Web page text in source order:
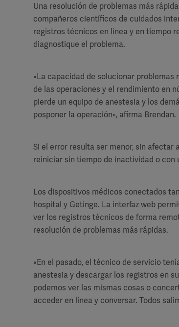
Una resolución de problemas más
compañeros científicos de cuidados
registros técnicos en línea y en tiempo
diagnostique el problema.
«La capacidad de solucionar
de las operaciones y el rendimiento en
pierde un equipo de anestesia y los
posponer la operación», afirma Brendan.
Si el error resulta ser menor, sin afectar
reiniciar sin tiempo de inactividad o
Los dispositivos médicos conectados
hospital y Getinge. La interfaz web
ver los registros técnicos de forma
resolución de problemas más rápidas.
«En el pasado, el técnico de servicio
anestesia y descargar los registros en
podemos ver las mismas cosas o
acceder en línea y conversar. Todos